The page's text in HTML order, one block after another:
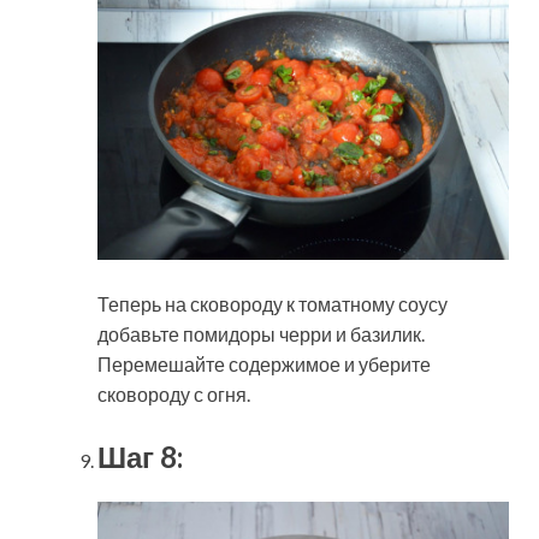
Теперь на сковороду к томатному соусу
добавьте помидоры черри и базилик.
Перемешайте содержимое и уберите
сковороду с огня.
Шаг 8: